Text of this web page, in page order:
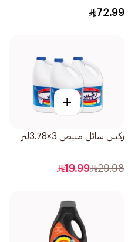
72.99
+
ركس سائل مبيض 3×3.78لتر
29.98
19.99